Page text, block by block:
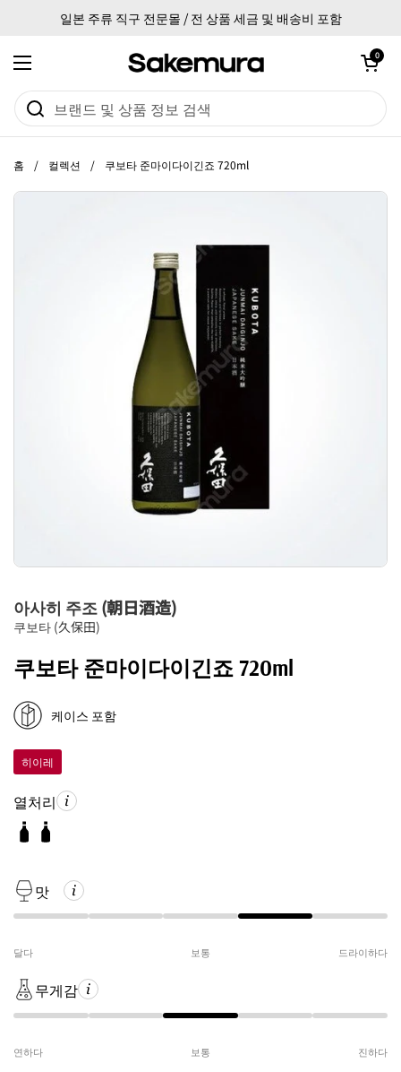
일본 주류 직구 전문몰 / 전 상품 세금 및 배송비 포함
메뉴 열기
카트 열기
0
홈 / 컬렉션 / 쿠보타 준마이다이긴죠 720ml
아사히 주조 (朝日酒造)
쿠보타 (久保田)
쿠보타 준마이다이긴죠 720ml
케이스 포함
히이레
열처리
맛
달다 보통 드라이하다
무게감
연하다 보통 진하다